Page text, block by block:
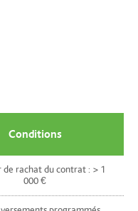
Conditions
de rachat du contrat : > 1
000 €